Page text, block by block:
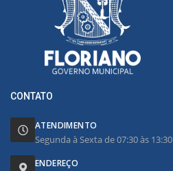
CONTATO
ATENDIMENTO
Segunda à Sexta de 07:30 às 13:30
ENDEREÇO